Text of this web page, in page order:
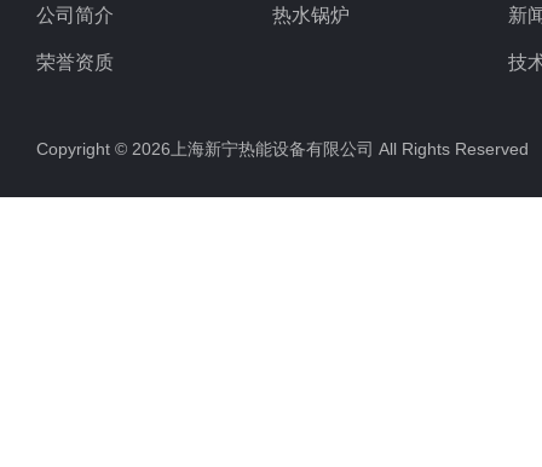
公司简介
荣誉资质
热水锅炉 新
技
Copyright © 2026上海新宁热能设备有限公司 All Rights